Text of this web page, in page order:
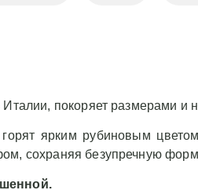
покоряет размерами
ярким рубиновым
сохраняя безупречную